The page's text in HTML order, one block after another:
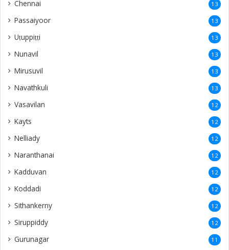
Chennai 13
Passaiyoor 13
Uṭuppiṭṭi 13
Nunavil 13
Mirusuvil 13
Navathkuli 13
Vasavilan 12
Kayts 12
Nelliady 12
Naranthanai 12
Kadduvan 12
Koddadi 12
Sithankerny 12
Siruppiddy 12
Gurunagar 11